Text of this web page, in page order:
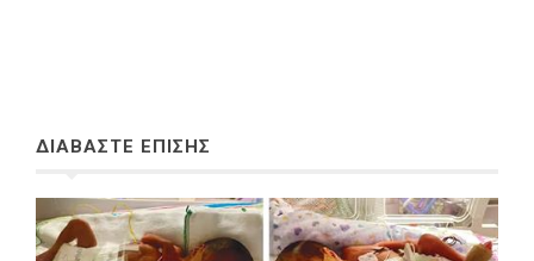
ΔΙΑΒΑΣΤΕ ΕΠΙΣΗΣ